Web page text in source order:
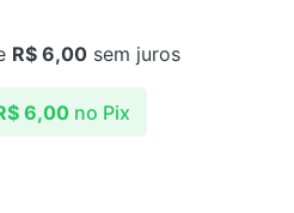
6,00 no Pix
R$ 6,00 sem juros